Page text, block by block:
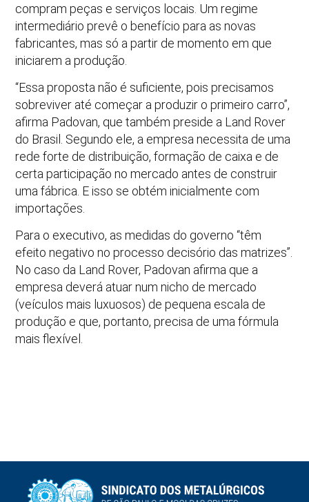
compram peças e serviços locais. Um regime
intermediário prevê o benefício para as novas
fabricantes, mas só a partir de momento em que
iniciarem a produção.
“Essa proposta não é suficiente, pois precisamos
sobreviver até começar a produzir o primeiro carro”,
afirma Padovan, que também preside a Land Rover
do Brasil. Segundo ele, a empresa necessita de uma
rede forte de distribuição, formação de caixa e de
certa participação no mercado antes de construir
uma fábrica. E isso se obtém inicialmente com
importações.
Para o executivo, as medidas do governo “têm
efeito negativo no processo decisório das matrizes”.
No caso da Land Rover, Padovan afirma que a
empresa deverá atuar num nicho de mercado
(veículos mais luxuosos) de pequena escala de
produção e que, portanto, precisa de uma fórmula
mais flexível.